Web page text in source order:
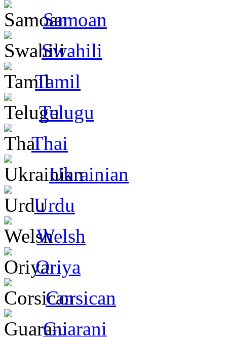
Samoan
Swahili
Tamil
Telugu
Thai
Ukrainian
Urdu
Welsh
Oriya
Corsican
Guarani